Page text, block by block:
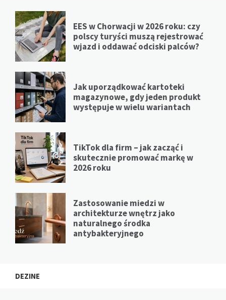
EES w Chorwacji w 2026 roku: czy
polscy turyści muszą rejestrować
wjazd i oddawać odciski palców?
Jak uporządkować kartoteki
magazynowe, gdy jeden produkt
występuje w wielu wariantach
TikTok dla firm – jak zacząć i
skutecznie promować markę w
2026 roku
Zastosowanie miedzi w
architekturze wnętrz jako
naturalnego środka
antybakteryjnego
DEZINE